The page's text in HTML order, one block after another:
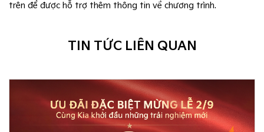
trên để được hỗ trợ thêm thông tin về chương trình.
TIN TỨC LIÊN QUAN